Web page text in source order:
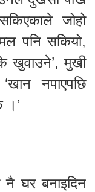
जोहो
पनि सकियो,
खुवाउने’, मुखी
नपाएपछि
।’
घर बनाइदिन